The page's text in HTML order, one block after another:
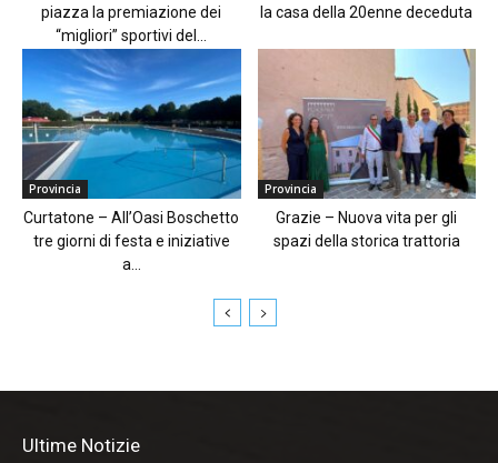
piazza la premiazione dei
“migliori” sportivi del...
la casa della 20enne deceduta
Provincia
Curtatone – All’Oasi Boschetto
tre giorni di festa e iniziative
a...
Provincia
Grazie – Nuova vita per gli
spazi della storica trattoria
Ultime Notizie